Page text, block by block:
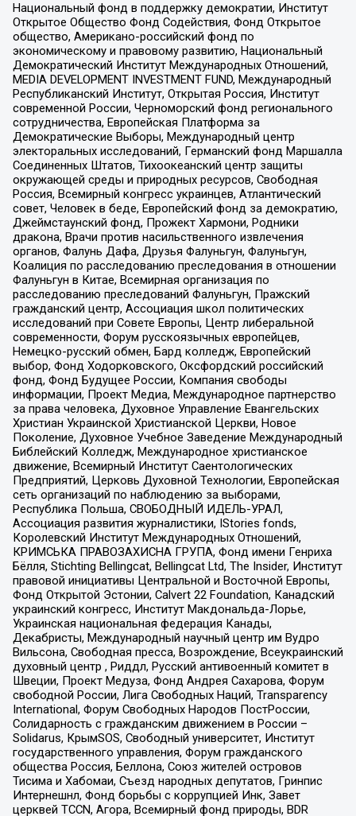
Национальный фонд в поддержку демократии, Институт
Открытое Общество Фонд Содействия, Фонд Открытое
общество, Американо-российский фонд по
экономическому и правовому развитию, Национальный
Демократический Институт Международных Отношений,
MEDIA DEVELOPMENT INVESTMENT FUND, Международный
Республиканский Институт, Открытая Россия, Институт
современной России, Черноморский фонд регионального
сотрудничества, Европейская Платформа за
Демократические Выборы, Международный центр
электоральных исследований, Германский фонд Маршалла
Соединенных Штатов, Тихоокеанский центр защиты
окружающей среды и природных ресурсов, Свободная
Россия, Всемирный конгресс украинцев, Атлантический
совет, Человек в беде, Европейский фонд за демократию,
Джеймстаунский фонд, Прожект Хармони, Родники
дракона, Врачи против насильственного извлечения
органов, Фалунь Дафа, Друзья Фалуньгун, Фалуньгун,
Коалиция по расследованию преследования в отношении
Фалуньгун в Китае, Всемирная организация по
расследованию преследований Фалуньгун, Пражский
гражданский центр, Ассоциация школ политических
исследований при Совете Европы, Центр либеральной
современности, Форум русскоязычных европейцев,
Немецко-русский обмен, Бард колледж, Европейский
выбор, Фонд Ходорковского, Оксфордский российский
фонд, Фонд Будущее России, Компания свободы
информации, Проект Медиа, Международное партнерство
за права человека, Духовное Управление Евангельских
Христиан Украинской Христианской Церкви, Новое
Поколение, Духовное Учебное Заведение Международный
Библейский Колледж, Международное христианское
движение, Всемирный Институт Саентологических
Предприятий, Церковь Духовной Технологии, Европейская
сеть организаций по наблюдению за выборами,
Республика Польша, СВОБОДНЫЙ ИДЕЛЬ-УРАЛ,
Ассоциация развития журналистики, IStories fonds,
Королевский Институт Международных Отношений,
КРИМСЬКА ПРАВОЗАХИСНА ГРУПА, Фонд имени Генриха
Бёлля, Stichting Bellingcat, Bellingcat Ltd, The Insider, Институт
правовой инициативы Центральной и Восточной Европы,
Фонд Открытой Эстонии, Calvert 22 Foundation, Канадский
украинский конгресс, Институт Макдональда-Лорье,
Украинская национальная федерация Канады,
Декабристы, Международный научный центр им Вудро
Вильсона, Свободная пресса, Возрождение, Всеукраинский
духовный центр , Риддл, Русский антивоенный комитет в
Швеции, Проект Медуза, Фонд Андрея Сахарова, Форум
свободной России, Лига Свободных Наций, Transparеncy
International, Форум Свободных Народов ПостРоссии,
Солидарность с гражданским движением в России –
Solidarus, КрымSOS, Свободный университет, Институт
государственного управления, Форум гражданского
общества Россия, Беллона, Союз жителей островов
Тисима и Хабомаи, Съезд народных депутатов, Гринпис
Интернешнл, Фонд борьбы с коррупцией Инк, Завет
церквей TCCN, Агора, Всемирный фонд природы, BDR